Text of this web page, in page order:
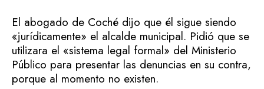
El abogado de Coché dijo que él sigue siendo
«jurídicamente» el alcalde municipal. Pidió que se
utilizara el «sistema legal formal» del Ministerio
Público para presentar las denuncias en su contra,
porque al momento no existen.